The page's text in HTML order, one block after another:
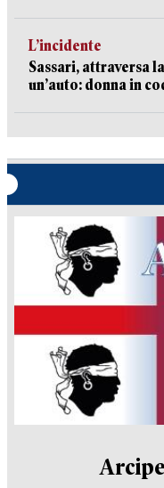
L’incidente
Sassari, attraversa
un’auto: donna in